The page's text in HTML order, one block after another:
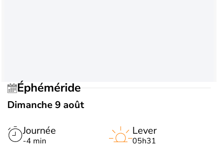
Éphéméride
Dimanche 9 août
Journée
-4 min
Lever
05h31